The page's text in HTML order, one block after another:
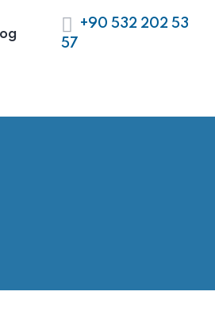
+90 532 202 53
57